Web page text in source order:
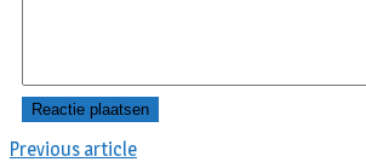
Previous article